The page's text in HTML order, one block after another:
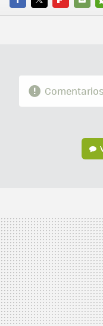
FACEBOOK
TWITTERFLIPBOARD
E-